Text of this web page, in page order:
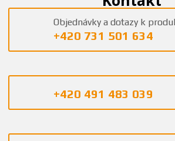
Objednávky a dotazy k
+420 731 501 634
+420 491 483 039